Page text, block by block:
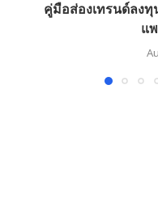
คู่มือส่องเทรนด์ลงทุ
แ